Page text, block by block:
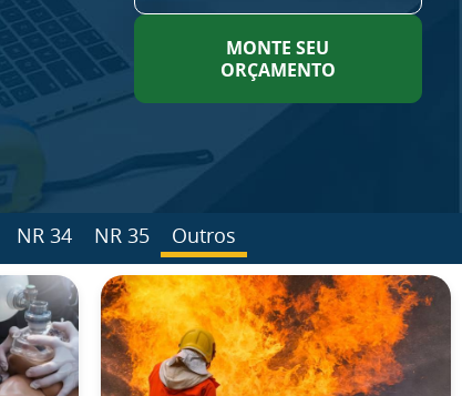
MONTE SEU
ORÇAMENTO
NR 34 NR 35 Outros